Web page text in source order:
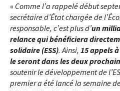
« Comme l’a rappelé début
secrétaire d’État chargée de
responsable, c’est plus d’un
relance qui bénéficiera
solidaire (ESS). Ainsi, 15 appels
le seront dans les deux
soutenir le développement de
premier a été lancé la semaine